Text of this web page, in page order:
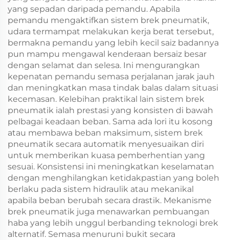
yang sepadan daripada pemandu. Apabila
pemandu mengaktifkan sistem brek pneumatik,
udara termampat melakukan kerja berat tersebut,
bermakna pemandu yang lebih kecil saiz badannya
pun mampu mengawal kenderaan bersaiz besar
dengan selamat dan selesa. Ini mengurangkan
kepenatan pemandu semasa perjalanan jarak jauh
dan meningkatkan masa tindak balas dalam situasi
kecemasan. Kelebihan praktikal lain sistem brek
pneumatik ialah prestasi yang konsisten di bawah
pelbagai keadaan beban. Sama ada lori itu kosong
atau membawa beban maksimum, sistem brek
pneumatik secara automatik menyesuaikan diri
untuk memberikan kuasa pemberhentian yang
sesuai. Konsistensi ini meningkatkan keselamatan
dengan menghilangkan ketidakpastian yang boleh
berlaku pada sistem hidraulik atau mekanikal
apabila beban berubah secara drastik. Mekanisme
brek pneumatik juga menawarkan pembuangan
haba yang lebih unggul berbanding teknologi brek
alternatif. Semasa menuruni bukit secara